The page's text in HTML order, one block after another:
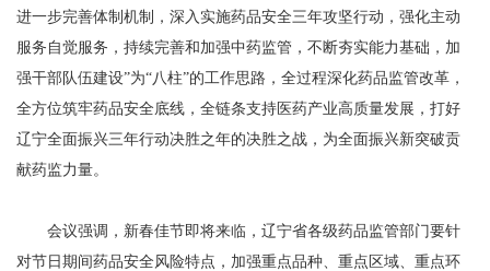
进一步完善体制机制，深入实施药品安全三年攻坚行动，强化主动
服务自觉服务，持续完善和加强中药监管，不断夯实能力基础，加
强干部队伍建设”为“八柱”的工作思路，全过程深化药品监管改革，
全方位筑牢药品安全底线，全链条支持医药产业高质量发展，打好
辽宁全面振兴三年行动决胜之年的决胜之战，为全面振兴新突破贡
献药监力量。
会议强调，新春佳节即将来临，辽宁省各级药品监管部门要针
对节日期间药品安全风险特点，加强重点品种、重点区域、重点环